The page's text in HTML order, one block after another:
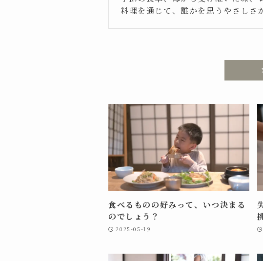
料理を通じて、誰かを思うやさしさ
食べるものの好みって、いつ決まる
のでしょう？
2025-05-19